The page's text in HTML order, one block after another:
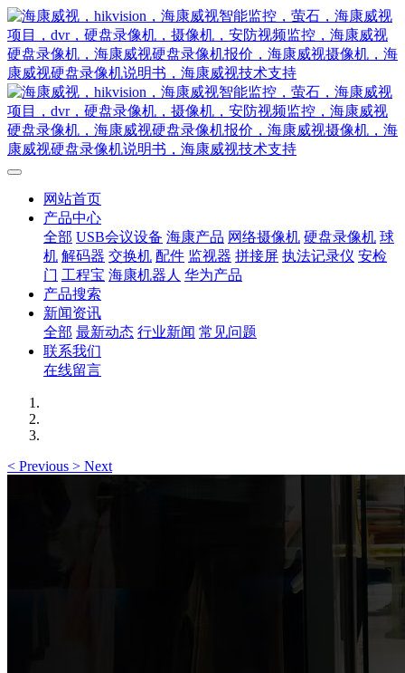
网站首页
产品中心
全部 USB会议设备 海康产品 网络摄像机 硬盘录像机 球
机 解码器 交换机 配件 监视器 拼接屏 执法记录仪 安检
门 工程宝 海康机器人 华为产品
产品搜索
新闻资讯
全部 最新动态 行业新闻 常见问题
联系我们
在线留言
< Previous > Next